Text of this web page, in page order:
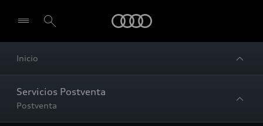
Inicio
Servicios Postventa
Postventa